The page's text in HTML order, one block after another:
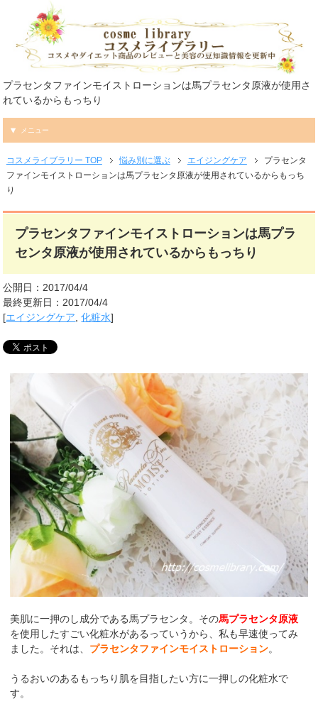
プラセンタファインモイストローションは馬プラセンタ原液が使用さ
れているからもっちり
メニュー
コスメライブラリー TOP 悩み別に選ぶ エイジングケア
プラセンタ
ファインモイストローションは馬プラセンタ原液が使用されているからもっち
り
プラセンタファインモイストローションは馬プラ
センタ原液が使用されているからもっちり
公開日：2017/04/4
最終更新日：2017/04/4
[エイジングケア,化粧水]
美肌に一押のし成分である馬プラセンタ。その馬プラセンタ原液
を使用したすごい化粧水があるっていうから、私も早速使ってみ
ました。それは、 プラセンタファインモイストローション。
うるおいのあるもっちり肌を目指したい方に一押しの化粧水で
す。